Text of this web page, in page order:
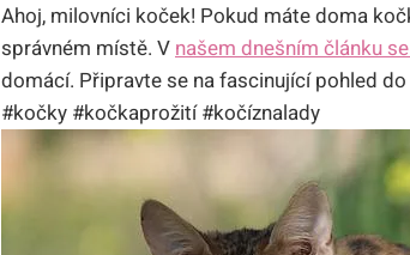
Ahoj, milovníci koček! Pokud máte doma
správném místě. Vnašem dnešním článku
domácí. Připravte se na fascinující pohled
#kočky #kočkaprožití #kočíznalady